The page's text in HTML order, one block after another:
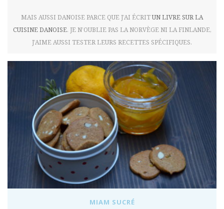
MAIS AUSSI DANOISE PARCE QUE J’AI ÉCRITUN LIVRE SUR LA
CUISINE DANOISE. JE N’OUBLIE PAS LA NORVÈGE NI LA FINLANDE,
J’AIME AUSSI TESTER LEURS RECETTES SPÉCIFIQUES.
MIAM SUCRÉ